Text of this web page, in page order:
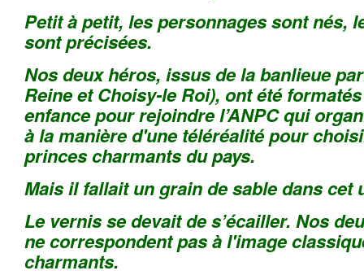
Petit à petit, les personnages sont nés,
sont précisées.
Nos deux héros, issus de la banlieue
Reine et Choisy-le Roi), ont été
enfance pour rejoindre l’ANPC qui
à la manière d'une téléréalité pour
princes charmants du pays.
Mais il fallait un grain de sable dans cet
Le vernis se devait de s’écailler. Nos
ne correspondent pas à l'image
charmants.